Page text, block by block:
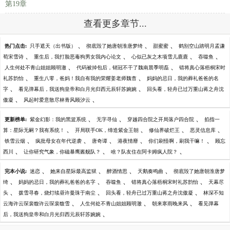
第19章
查看更多章节...
热门点击: 只手遮天（出书版） 、 彻底毁了她唐朝淮唐梦绮 、 甜蜜蜜 、 鹤别空山踏明月孟谦
荀宋雪诗 、 重生后，我打脸恶毒狗男女我内心论文 、 心似已灰之木项雪儿鹿鹿 、 吞噬鱼 、
人生何处不青山姐姐顾明澈 、 代码被掉包后，销冠不干了魏南晨季明磊 、 错将真心落梧桐宋时
礼苏韵怡 、 重生八零，爸妈！我自有我的荣耀姜老师魏杳 、 妈妈的忌日，我的葬礼爸爸的名
字 、 看见弹幕后，我送狗皇帝和白月光归西元辰轩苏婉婉 、 回头看，轻舟已过万重山蒋之舟沈
傲凝 、 风起时爱意散尽林青风顾汐云 、
更新榜单: 紫金幻影：我的黑篮系统 、 无字寻仙 、 穿越四合院之开局落户四合院 、 掐指一
算：星际无嗣？我有系统！ 、 开局联手OK，缔造紫金王朝 、 修仙界破烂王 、 恶灵信息库 、
铁雪云烟 、 疯批母女在年代逆袭 、 唐奇谭 、 港夜情靡 、 你们刷怪啊，刷我干嘛！ 、 顾忘
西川 、 让你研究气象，你磁暴鹰酱舰队？ 、 啥？队友住在阿卡姆疯人院？ 、
完本小说: 迷恋 、 她来自星际最高监狱 、 醉酒情思 、 天鹅奏鸣曲 、 彻底毁了她唐朝淮唐梦
绮 、 妈妈的忌日，我的葬礼爸爸的名字 、 吞噬鱼 、 错将真心落梧桐宋时礼苏韵怡 、 天幕尽
头 、 拨雪寻春，烧灯续昼许曼珠于南尘 、 回头看，轻舟已过万重山蒋之舟沈傲凝 、 林深不知
云海许云琛裴馥许云琛裴馥雪 、 人生何处不青山姐姐顾明澈 、 朝来寒雨晚来风 、 看见弹幕
后，我送狗皇帝和白月光归西元辰轩苏婉婉 、